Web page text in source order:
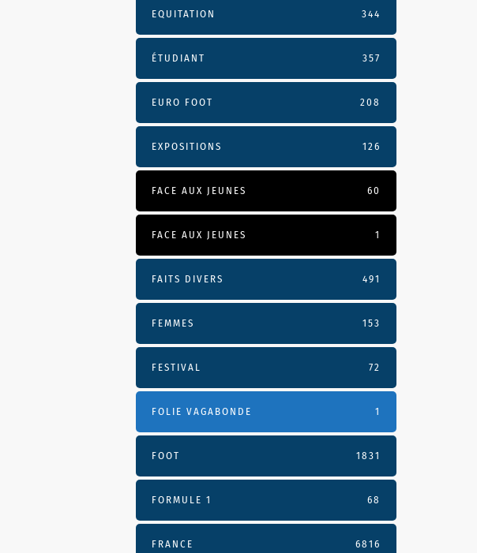
EQUITATION 344
ÉTUDIANT 357
EURO FOOT 208
EXPOSITIONS 126
FACE AUX JEUNES 60
FACE AUX JEUNES 1
FAITS DIVERS 491
FEMMES 153
FESTIVAL 72
FOLIE VAGABONDE 1
FOOT 1831
FORMULE 1 68
FRANCE 6816